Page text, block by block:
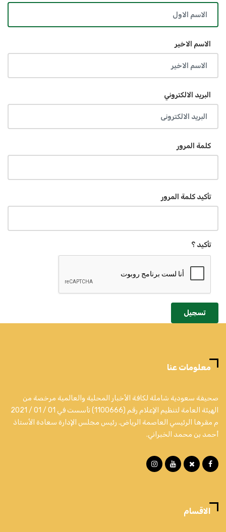
الاسم الاخير
البريد الالكتروني
كلمة المرور
تأكيد كلمة المرور
تأكيد ؟
تسجيل
معلومات عنا
صحيفة سعودية شاملة لكافة الأخبار المحلية والعالمية مرخصة من
الهيئة العامة لتنظيم الإعلام رقم (1100666) تأسست في 01 / 01 / 2021
م مقرها الرئيسي العاصمة الرياض. رئيس مجلس الإدارة سعادة الأستاذ
أحمد بن محمد الخبراني.
الاقسام